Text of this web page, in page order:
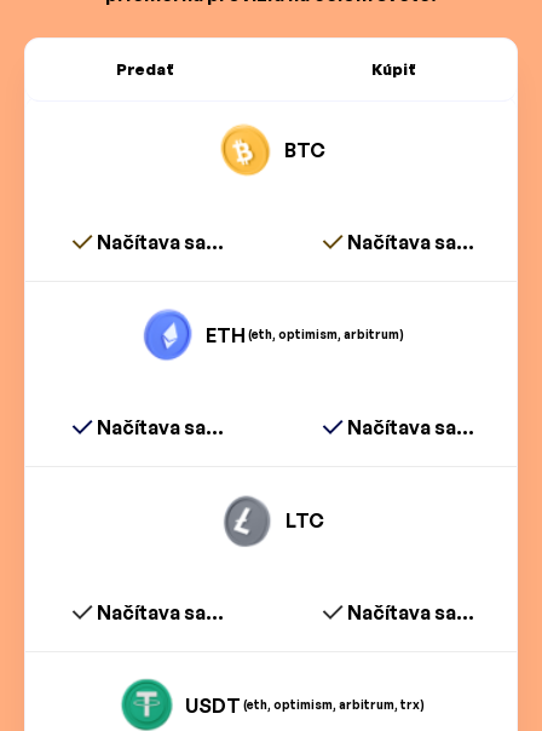
Predať Kúpiť
BTC
Načítava sa... Načítava sa...
ETH (eth, optimism, arbitrum)
Načítava sa... Načítava sa...
LTC
Načítava sa... Načítava sa...
USDT (eth, optimism, arbitrum, trx)